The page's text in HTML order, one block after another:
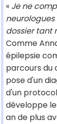
« Je ne
dossier tant
Comme
épilepsie
parcours du
pose d'un
d'un
développe
an de plus